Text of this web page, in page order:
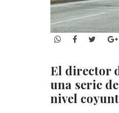
WhatsApp
Facebook
El director
una serie
nivel